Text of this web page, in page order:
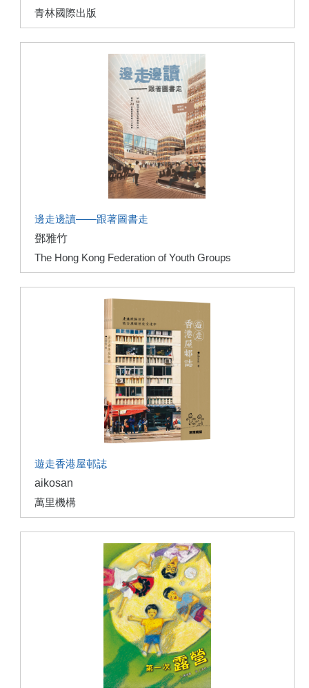
青林國際出版
邊走邊讀——跟著圖書走
鄧雅竹
The Hong Kong Federation of Youth Groups
遊走香港屋邨誌
aikosan
萬里機構